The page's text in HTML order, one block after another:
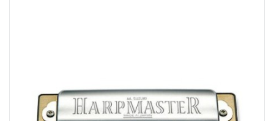
Việt Thương Music - Phường Gò Vấp
11 Đường số 3, Khu dân cư Cityland Park Hill, Phường Gò Vấp, TPHCM,
Quận Gò Vấp, Hồ Chí Minh